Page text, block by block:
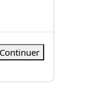
Continuer